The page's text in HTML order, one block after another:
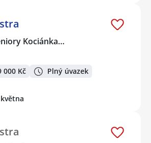
Kociánka…
000 Kč Plný úvazek